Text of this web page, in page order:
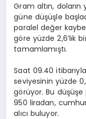
Gram altın,
güne düşüşle
paralel değer
göre yüzde 2,6’lık
tamamlamıştı.
Saat 09.40
seviyesinin yüzde
görüyor. Bu
950 liradan,
alıcı buluyor.